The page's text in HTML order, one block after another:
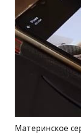
Материнское